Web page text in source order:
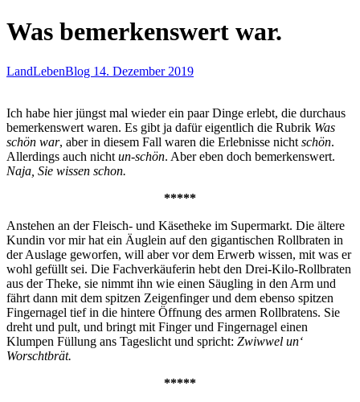
Was bemerkenswert war.
LandLebenBlog 14. Dezember 2019
Ich habe hier jüngst mal wieder ein paar Dinge erlebt, die durchaus
bemerkenswert waren. Es gibt ja dafür eigentlich die Rubrik Was
schön war, aber in diesem Fall waren die Erlebnisse nicht schön.
Allerdings auch nicht un-schön. Aber eben doch bemerkenswert.
Naja, Sie wissen schon.
*****
Anstehen an der Fleisch- und Käsetheke im Supermarkt. Die ältere
Kundin vor mir hat ein Äuglein auf den gigantischen Rollbraten in
der Auslage geworfen, will aber vor dem Erwerb wissen, mit was er
wohl gefüllt sei. Die Fachverkäuferin hebt den Drei-Kilo-Rollbraten
aus der Theke, sie nimmt ihn wie einen Säugling in den Arm und
fährt dann mit dem spitzen Zeigenfinger und dem ebenso spitzen
Fingernagel tief in die hintere Öffnung des armen Rollbratens. Sie
dreht und pult, und bringt mit Finger und Fingernagel einen
Klumpen Füllung ans Tageslicht und spricht: Zwiwwel un‘
Worschtbrät.
*****